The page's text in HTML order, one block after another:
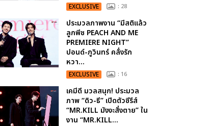
EXCLUSIVE : 28
ประมวลภาพงาน “มีสติแล้ว
ลูกพีช PEACH AND ME
PREMIERE NIGHT”
ปอนด์-ภูวินทร์ คลั่งรัก
หวา...
EXCLUSIVE : 16
เคมีดี มวลสนุก! ประมวล
ภาพ “ดิว-ธี” เปิดตัวซีรีส์
“MR.KILL มังงะสั่งตาย” ใน
งาน “MR.KILL...